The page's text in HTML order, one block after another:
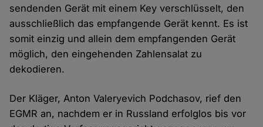
sendenden Gerät mit einem Key verschlüsselt, den
ausschließlich das empfangende Gerät kennt. Es ist
somit einzig und allein dem empfangenden Gerät
möglich, den eingehenden Zahlensalat zu
dekodieren.
Der Kläger, Anton Valeryevich Podchasov, rief den
EGMR an, nachdem er in Russland erfolglos bis vor